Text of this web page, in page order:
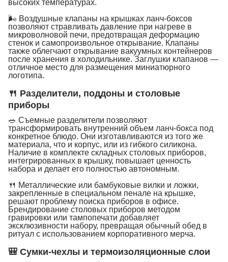
высоких температурах.
🌬 Воздушные клапаны на крышках ланч-боксов
позволяют стравливать давление при нагреве в
микроволновой печи, предотвращая деформацию
стенок и самопроизвольное открывание. Клапаны
также облегчают открывание вакуумных контейнеров
после хранения в холодильнике. Заглушки клапанов —
отличное место для размещения миниатюрного
логотипа.
🍴 Разделители, поддоны и столовые
приборы
🥗 Съемные разделители позволяют
трансформировать внутренний объем ланч-бокса под
конкретное блюдо. Они изготавливаются из того же
материала, что и корпус, или из гибкого силикона.
Наличие в комплекте складных столовых приборов,
интегрированных в крышку, повышает ценность
набора и делает его полностью автономным.
🍴 Металлические или бамбуковые вилки и ложки,
закрепленные в специальном пенале на крышке,
решают проблему поиска приборов в офисе.
Брендирование столовых приборов методом
гравировки или тампопечати добавляет
эксклюзивности набору, превращая обычный обед в
ритуал с использованием корпоративного мерча.
🎒 Сумки-чехлы и термоизоляционные слои